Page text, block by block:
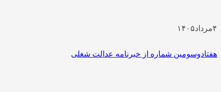
۴مرداد۱۴۰۵
هفتادوسومین شماره از خبرنامه عدالت شغلی